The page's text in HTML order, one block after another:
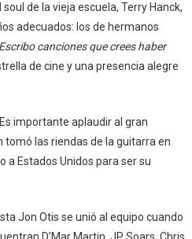
de la vieja escuela, Terry Hanck,
adecuados: los de hermanos
Escribo canciones que crees haber
de cine y una presencia alegre
importante aplaudir al gran
tomó las riendas de la guitarra en
a Estados Unidos para ser su
Jon Otis se unió al equipo cuando